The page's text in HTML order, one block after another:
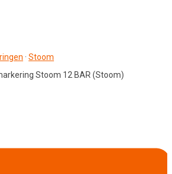
· Stoom
Stoom 12 BAR (Stoom)